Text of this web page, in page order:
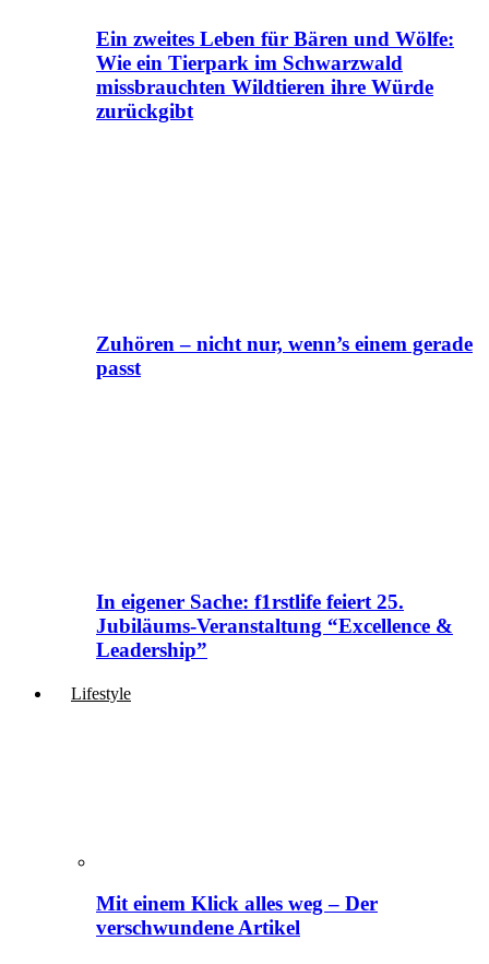
Ein zweites Leben für Bären und Wölfe:
Wie ein Tierpark im Schwarzwald
missbrauchten Wildtieren ihre Würde
zurückgibt
Zuhören – nicht nur, wenn’s einem gerade
passt
In eigener Sache: f1rstlife feiert 25.
Jubiläums-Veranstaltung “Excellence &
Leadership”
Lifestyle
Mit einem Klick alles weg – Der
verschwundene Artikel